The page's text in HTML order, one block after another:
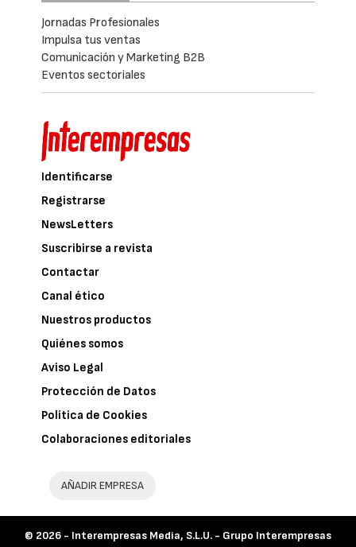
Jornadas Profesionales
Impulsa tus ventas
Comunicación y Marketing B2B
Eventos sectoriales
Identificarse
Registrarse
NewsLetters
Suscribirse a revista
Contactar
Canal ético
Nuestros productos
Quiénes somos
Aviso Legal
Protección de Datos
Política de Cookies
Colaboraciones editoriales
AÑADIR EMPRESA
© 2026 - Interempresas Media, S.L.U. - Grupo Interempresas